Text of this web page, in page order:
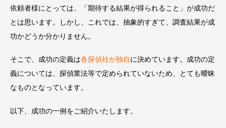
依頼者様にとっては、「期待する結果が得られること」が成功だ
とは思います。しかし、これでは、抽象的すぎて、調査結果が成
功かどうか分かりません。
そこで、成功の定義は各探偵社が独自に決めています。成功の定
義については、探偵業法等で定められていないため、とても曖昧
なものとなっています。
以下、成功の一例をご紹介いたします。